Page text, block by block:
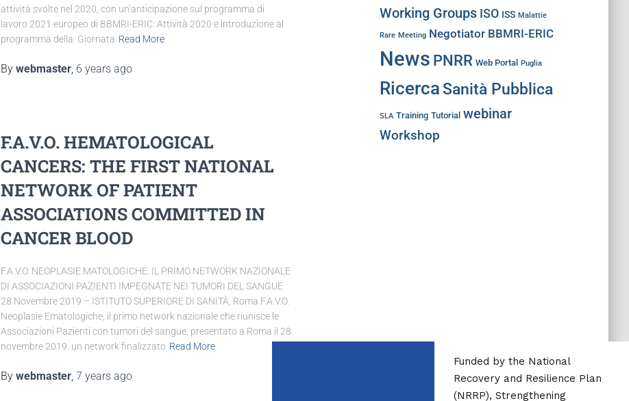
attività svolte nel 2020, con un’anticipazione sul programma di
lavoro 2021 europeo di BBMRI-ERIC: Attività 2020 e introduzione al
programma della Giornata Read More
By webmaster, 6 years ago
F.A.V.O. HEMATOLOGICAL
CANCERS: THE FIRST NATIONAL
NETWORK OF PATIENT
ASSOCIATIONS COMMITTED IN
CANCER BLOOD
F.A.V.O. NEOPLASIE MATOLOGICHE: IL PRIMO NETWORK NAZIONALE
DI ASSOCIAZIONI PAZIENTI IMPEGNATE NEI TUMORI DEL SANGUE
28 Novembre 2019 – ISTITUTO SUPERIORE DI SANITÀ, Roma F.A.V.O.
Neoplasie Ematologiche, il primo network nazionale che riunisce le
Associazioni Pazienti con tumori del sangue, presentato a Roma il 28
novembre 2019. un network finalizzato Read More
By webmaster, 7 years ago
Working Groups ISO ISS Malattie
Rare Meeting Negotiator BBMRI-ERIC
News PNRR Web Portal Puglia
Ricerca Sanità Pubblica
SLA Training Tutorial webinar
Workshop
Funded by the National
Recovery and Resilience Plan
(NRRP), Strengthening